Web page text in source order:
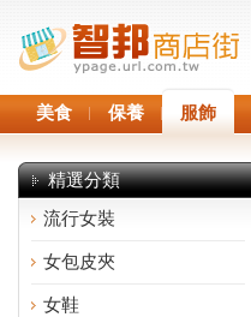
美食 保養 服飾
精選分類
流行女裝
女包皮夾
女鞋